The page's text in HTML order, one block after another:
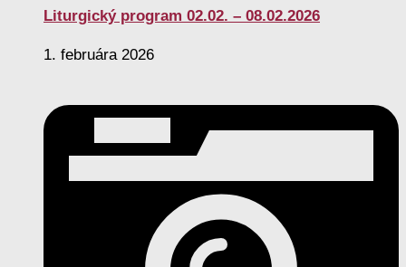
Liturgický program 02.02. – 08.02.2026
1. februára 2026